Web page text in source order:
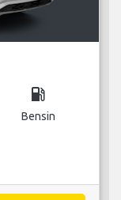
local_gas_station
Bensin